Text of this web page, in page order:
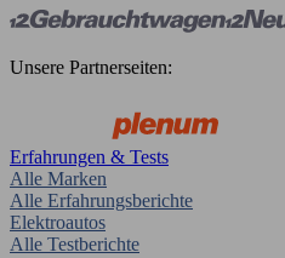
Unsere Partnerseiten:
Erfahrungen & Tests
Alle Marken
Alle Erfahrungsberichte
Elektroautos
Alle Testberichte